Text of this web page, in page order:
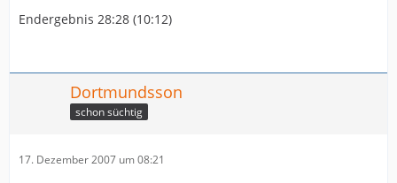
verlassen konnten. Nach der Halbzeit ging jedoch
den Kreis wurden immer wieder abgefangen, der Druck
auf den Gäste-Rückraum immer größer, so dass dieser
immer wieder zu technischen Fehlern oder Fehlwürfen
verleitet wurde. Im Angriff zeigte sich Lemgo wesentlich
Scholz beeindruckte mit einer hundertprozentigen
Endergebnis 28:28 (10:12)
Dortmundsson
schon süchtig
17. Dezember 2007 um 08:21